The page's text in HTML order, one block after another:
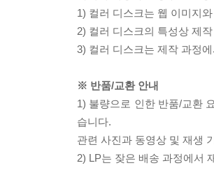
1) 컬러 디스크는 웹 이미지
2) 컬러 디스크의 특성상 제
3) 컬러 디스크는 제작 과정
※ 반품/교환 안내
1) 불량으로 인한 반품/교환
습니다.
관련 사진과 동영상 및 재생
2) LP는 잦은 배송 과정에서